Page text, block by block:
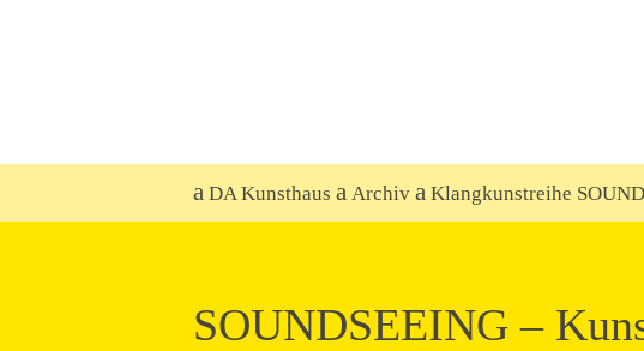
DA Kunsthaus Archiv Klangkunstreihe
SOUNDSEEING –